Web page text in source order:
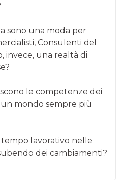
sono una moda per
Consulenti del
invece, una realtà di
le competenze dei
un mondo sempre più
lavorativo nelle
dei cambiamenti?